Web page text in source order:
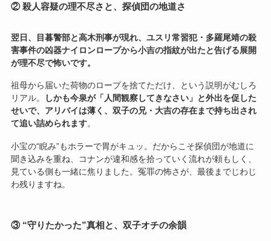
② 殺人容疑の理不尽さと、探偵団の地道さ
翌日、目暮警部と高木刑事が現れ、ユスリ常習犯・多羅尾靖の殺
害事件の凶器ナイロンロープから小吉の指紋が出たと告げる展開
が理不尽で怖いです。
祖母から届いた荷物のロープを捨てただけ、という説明がむしろ
リアル。
しかも今泉が「人間観察してきなさい」と外出を促した
せいで、アリバイは薄く、双子の兄・大吉の存在まで持ち出され
て追い詰められます。
小宝の“睨み”もホラーで胃がキュッ。だからこそ探偵団が地道に
聞き込みを重ね、コナンが違和感を拾っていく流れが頼もしく、
見ている側も一緒に焦りました。冤罪の怖さが、最後までじわじ
わ残りますね。
③ “守りたかった”真相と、双子オチの余韻